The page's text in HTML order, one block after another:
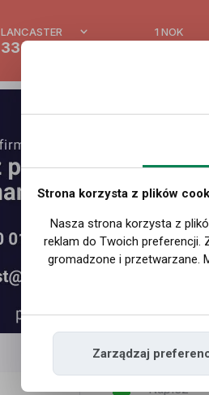
LANCASTER
33.3 °C
1 NOK
Napisz
Strona korzysta z plików
Nasza strona korzysta z
reklam do Twoich preferencji.
gromadzone i przetwarzane.
Zarządzaj